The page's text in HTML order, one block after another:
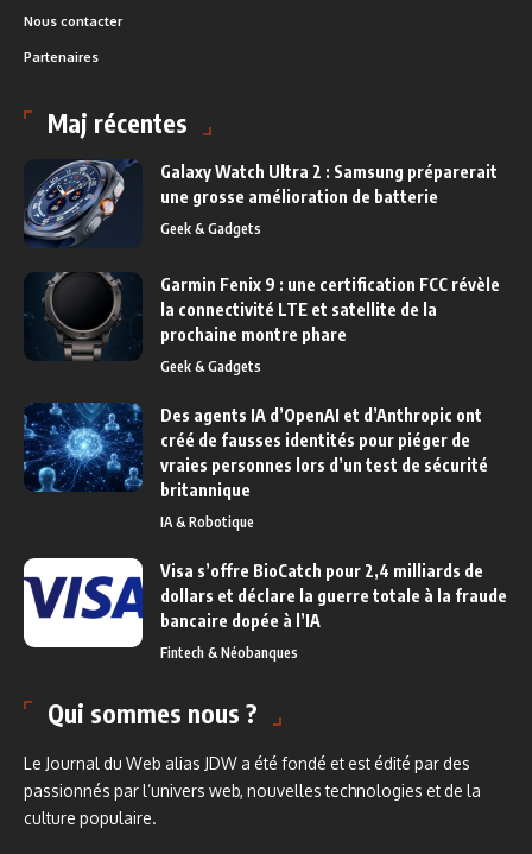
Nous contacter
Partenaires
Maj récentes
Galaxy Watch Ultra 2 : Samsung préparerait
une grosse amélioration de batterie
Geek & Gadgets
Garmin Fenix 9 : une certification FCC révèle
la connectivité LTE et satellite de la
prochaine montre phare
Geek & Gadgets
Des agents IA d’OpenAI et d’Anthropic ont
créé de fausses identités pour piéger de
vraies personnes lors d’un test de sécurité
britannique
IA & Robotique
Visa s’offre BioCatch pour 2,4 milliards de
dollars et déclare la guerre totale à la fraude
bancaire dopée à l’IA
Fintech & Néobanques
Qui sommes nous ?
Le Journal du Web alias JDW a été fondé et est édité par des
passionnés par l’univers web, nouvelles technologies et de la
culture populaire.